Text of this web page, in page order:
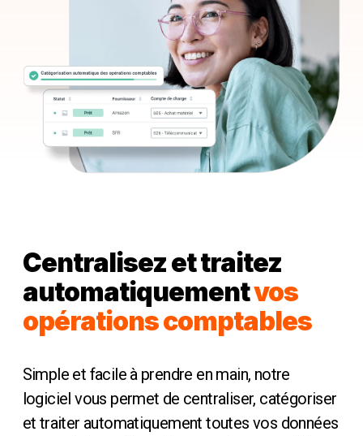
Centralisez et traitez
automatiquementvos
opérations comptables
Simple et facile à prendre en main, notre
logiciel vous permet de centraliser, catégoriser
et traiter automatiquement toutes vos données